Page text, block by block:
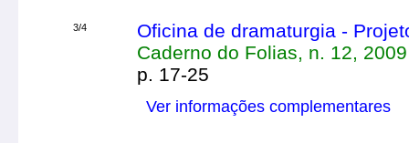
3/4
Oficina de dramaturgia -
Caderno do Folias, n. 12, 2009
p. 17-25
Ver informações complementares